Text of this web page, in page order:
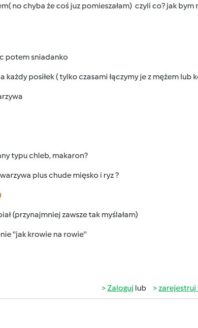
no chyba że coś juz pomieszałam) czyli co? jak
potem sniadanko
każdy posiłek ( tylko czasami łączymy je z mężem lub
typu chleb, makaron?
plus chude mięsko i ryz ?
(przynajmniej zawsze tak myślałam)
''jak krowie na rowie''
Zaloguj lub zarejestruj